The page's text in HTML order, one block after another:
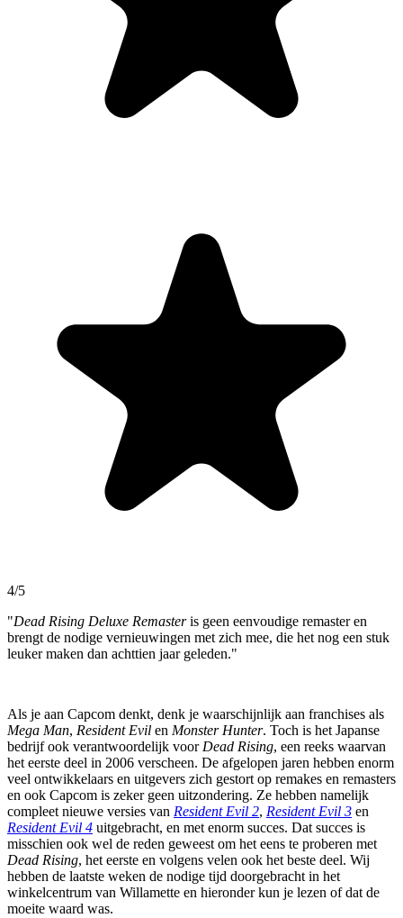
4/5
"Dead Rising Deluxe Remasteris geen eenvoudige remaster en
brengt de nodige vernieuwingen met zich mee, die het nog een stuk
leuker maken dan achttien jaar geleden."
Als je aan Capcom denkt, denk je waarschijnlijk aan franchises als
Mega Man, Resident Evil en Monster Hunter. Toch is het Japanse
bedrijf ook verantwoordelijk voor Dead Rising, een reeks waarvan
het eerste deel in 2006 verscheen. De afgelopen jaren hebben enorm
veel ontwikkelaars en uitgevers zich gestort op remakes en remasters
en ook Capcom is zeker geen uitzondering. Ze hebben namelijk
compleet nieuwe versies van Resident Evil 2, Resident Evil 3 en
Resident Evil 4 uitgebracht, en met enorm succes. Dat succes is
misschien ook wel de reden geweest om het eens te proberen met
Dead Rising, het eerste en volgens velen ook het beste deel. Wij
hebben de laatste weken de nodige tijd doorgebracht in het
winkelcentrum van Willamette en hieronder kun je lezen of dat de
moeite waard was.